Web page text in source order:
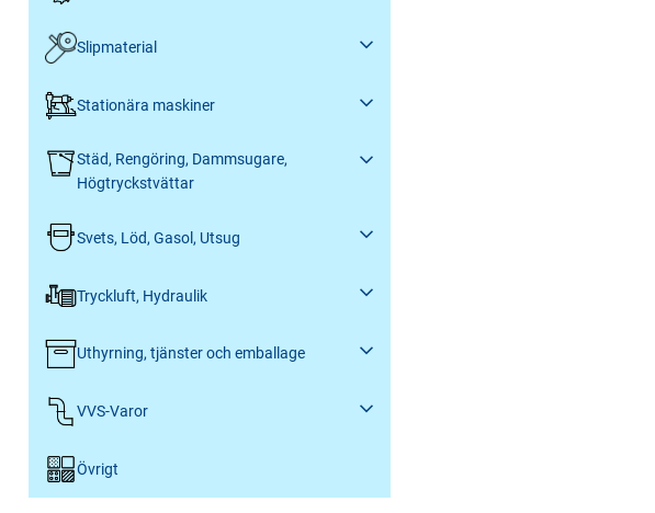
Slipmaterial
Stationära maskiner
Städ, Rengöring, Dammsugare,
Högtryckstvättar
Svets, Löd, Gasol, Utsug
Tryckluft, Hydraulik
Uthyrning, tjänster och emballage
VVS-Varor
Övrigt